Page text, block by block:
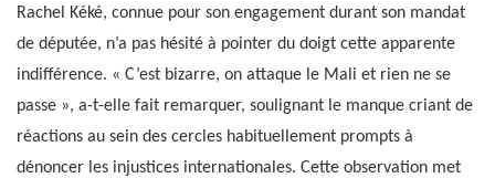
Rachel Kéké, connue pour son engagement durant son mandat
de députée, n’a pas hésité à pointer du doigt cette apparente
indifférence. « C’est bizarre, on attaque le Mali et rien ne se
passe », a-t-elle fait remarquer, soulignant le manque criant de
réactions au sein des cercles habituellement prompts à
dénoncer les injustices internationales. Cette observation met